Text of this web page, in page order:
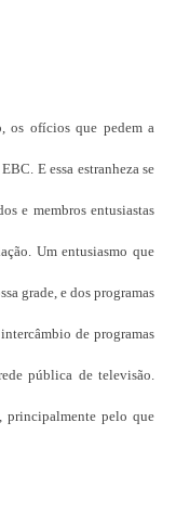
os ofícios que pedem a
E essa estranheza se
e membros entusiastas
Um entusiasmo que
grade, e dos programas
de programas
pública de televisão.
principalmente pelo que